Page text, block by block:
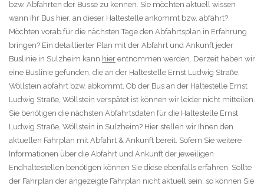
bzw. Abfahrten der Busse zu kennen. Sie möchten aktuell wissen
wann Ihr Bus hier, an dieser Haltestelle ankommt bzw. abfährt?
Möchten vorab für die nächsten Tage den Abfahrtsplan in Erfahrung
bringen? Ein detaillierter Plan mit der Abfahrt und Ankunft jeder
Buslinie in Sulzheim kann hier entnommen werden. Derzeit haben wir
eine Buslinie gefunden, die an der Haltestelle Ernst Ludwig Straße,
Wöllstein abfährt bzw. abkommt. Ob der Bus an der Haltestelle Ernst
Ludwig Straße, Wöllstein verspätet ist können wir leider nicht mitteilen.
Sie benötigen die nächsten Abfahrtsdaten für die Haltestelle Ernst
Ludwig Straße, Wöllstein in Sulzheim? Hier stellen wir Ihnen den
aktuellen Fahrplan mit Abfahrt & Ankunft bereit. Sofern Sie weitere
Informationen über die Abfahrt und Ankunft der jeweiligen
Endhaltestellen benötigen können Sie diese ebenfalls erfahren. Sollte
der Fahrplan der angezeigte Fahrplan nicht aktuell sein, so können Sie